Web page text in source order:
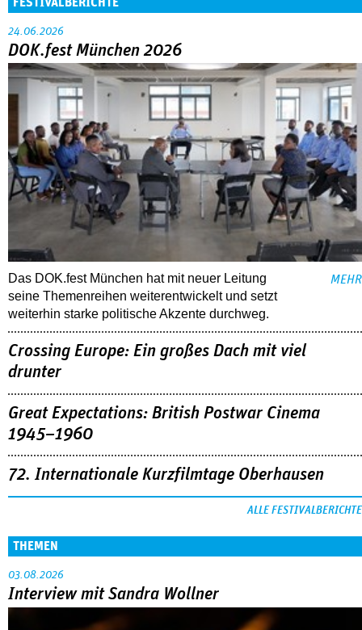
24.06.2026
DOK.fest München 2026
Das DOK.fest München hat mit neuer Leitung
seine Themenreihen weiterentwickelt und setzt
weiterhin starke politische Akzente durchweg.
MEHR
Crossing Europe: Ein großes Dach mit viel
drunter
Great Expectations: British Postwar Cinema
1945–1960
72. Internationale Kurzfilmtage Oberhausen
ALLE FESTIVALBERICHTE
THEMEN
03.08.2026
Interview mit Sandra Wollner